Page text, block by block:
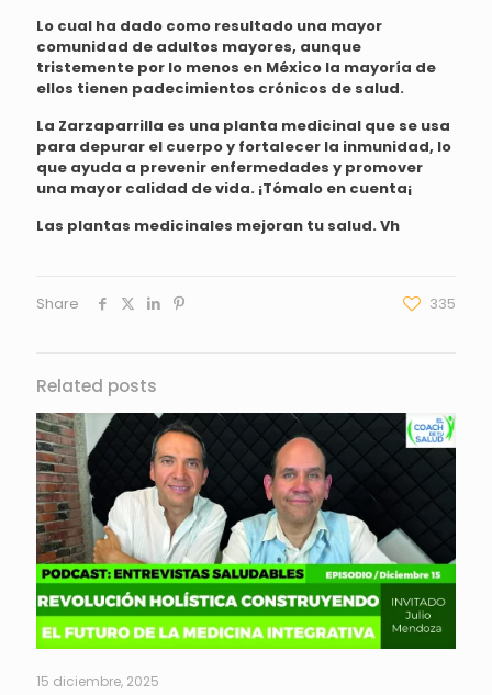
Lo cual ha dado como resultado una mayor
comunidad de adultos mayores, aunque
tristemente por lo menos en México la mayoría de
ellos tienen padecimientos crónicos de salud.
La Zarzaparrilla es una planta medicinal que se usa
para depurar el cuerpo y fortalecer la inmunidad, lo
que ayuda a prevenir enfermedades y promover
una mayor calidad de vida. ¡Tómalo en cuenta¡
Las plantas medicinales mejoran tu salud. Vh
Share 335
Related posts
15 diciembre, 2025